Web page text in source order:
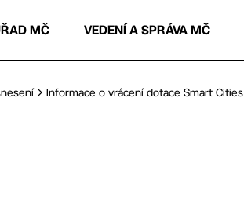
MČ VEDENÍ A SPRÁVA MČ
Informace o vrácení dotace Smart Cities